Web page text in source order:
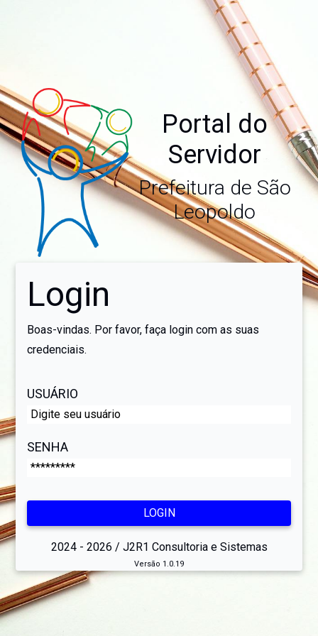
Portal do
Servidor
Prefeitura de São
Leopoldo
Login
Boas-vindas. Por favor, faça login com as suas
credenciais.
USUÁRIO
SENHA
2024 - 2026 / J2R1 Consultoria e Sistemas
Versão 1.0.19